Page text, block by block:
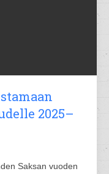
2025–
Saksan vuoden